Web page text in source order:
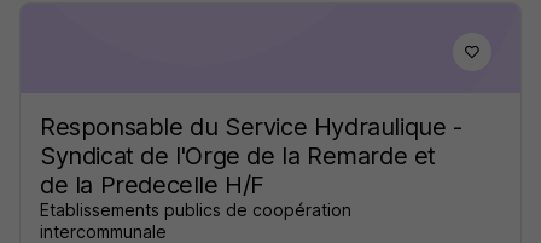
Responsable du Service Hydraulique -
Syndicat de l'Orge de la Remarde et
de la Predecelle H/F
Etablissements publics de coopération
intercommunale